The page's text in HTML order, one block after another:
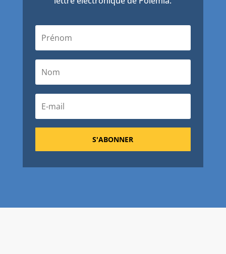
S'ABONNER